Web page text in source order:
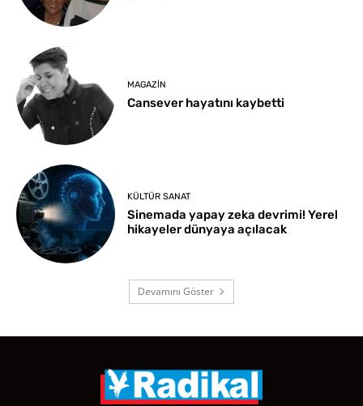
MAGAZIN
Cansever hayatını kaybetti
KÜLTÜR SANAT
Sinemada yapay zeka devrimi! Yerel
hikayeler dünyaya açılacak
Devamını Göster